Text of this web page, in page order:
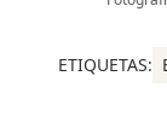
ETIQUETAS: